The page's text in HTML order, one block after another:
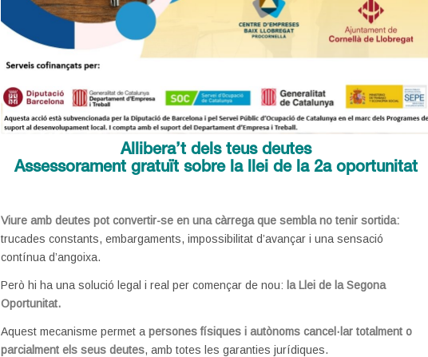
Allibera’t dels teus deutes
Assessorament gratuït sobre la llei de la 2a oportunitat
Viure amb deutes pot convertir-se en una càrrega que sembla no tenir sortida:
trucades constants, embargaments, impossibilitat d’avançar i una sensació
contínua d’angoixa.
Però hi ha una solució legal i real per començar de nou: la Llei de la Segona
Oportunitat.
Aquest mecanisme permet apersones físiques i autònoms cancel·lar totalment o
parcialment els seus deutes, amb totes les garanties jurídiques.